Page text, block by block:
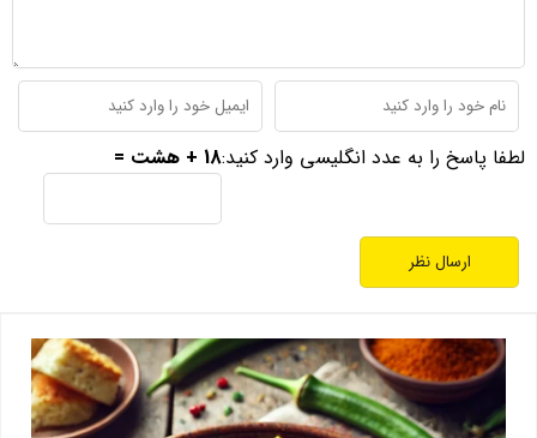
لطفا پاسخ را به عدد انگلیسی وارد کنید:18 + هشت =